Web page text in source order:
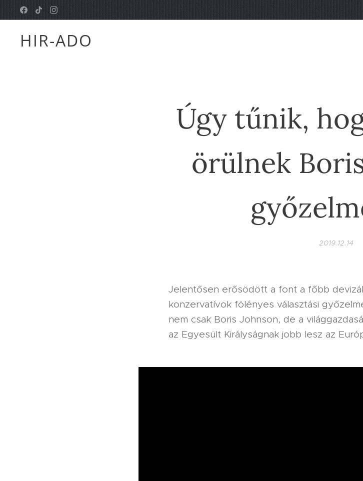
HIR-ADO
Úgy tűnik,
örülnek
2019.12.14
Jelentősen erősödött a font a főbb
konzervatívok fölényes választási
nem csak Boris Johnson, de a
az Egyesült Királyságnak jobb lesz az